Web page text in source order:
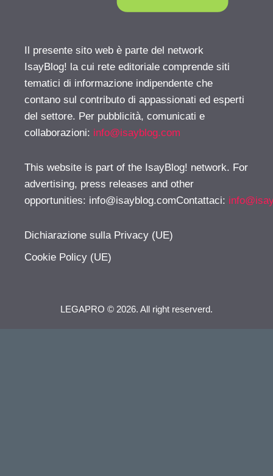
Il presente sito web è parte del network
IsayBlog! la cui rete editoriale comprende siti
tematici di informazione indipendente che
contano sul contributo di appassionati ed esperti
del settore. Per pubblicità, comunicati e
collaborazioni: info@isayblog.com
This website is part of the IsayBlog! network. For
advertising, press releases and other
opportunities: info@isayblog.comContattaci:
Dichiarazione sulla Privacy (UE)
Cookie Policy (UE)
LEGAPRO © 2026. All right reserverd.